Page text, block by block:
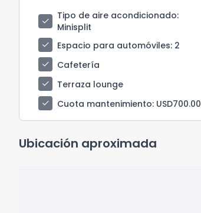
check Tipo de aire acondicionado:
Minisplit
check
Espacio para automóviles: 2
check
Cafetería
check
Terraza lounge
check
Cuota mantenimiento: USD700.00
Ubicación aproximada